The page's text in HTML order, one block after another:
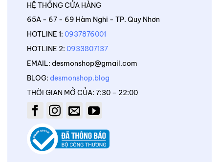
HỆ THỐNG CỬA HÀNG
65A - 67 - 69 Hàm Nghi - TP. Quy Nhơn
HOTLINE 1: 0937876001
HOTLINE 2: 0933807137
EMAIL: desmonshop@gmail.com
BLOG: desmonshop.blog
THỜI GIAN MỞ CỦA: 7:30 – 22:00